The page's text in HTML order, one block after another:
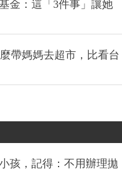
金：這「3件事」讓她
帶媽媽去超市，比看台
孩，記得：不用辦理拋